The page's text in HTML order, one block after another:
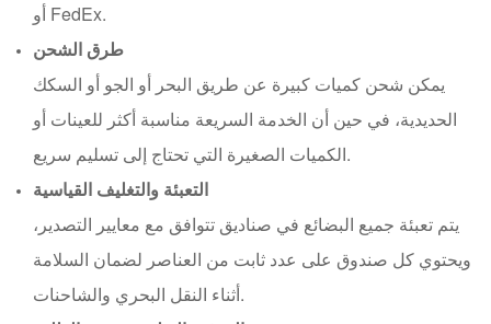
أو FedEx.
طرق الشحن
يمكن شحن كميات كبيرة عن طريق البحر أو الجو أو السكك
الحديدية، في حين أن الخدمة السريعة مناسبة أكثر للعينات أو
الكميات الصغيرة التي تحتاج إلى تسليم سريع.
التعبئة والتغليف القياسية
يتم تعبئة جميع البضائع في صناديق تتوافق مع معايير التصدير،
ويحتوي كل صندوق على عدد ثابت من العناصر لضمان السلامة
أثناء النقل البحري والشاحنات.